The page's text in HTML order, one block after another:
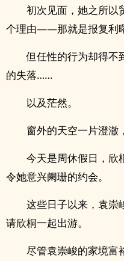
初次见面，她之所以
个理由——那就是报复利
但任性的行为却得不
的失落……
以及茫然。
窗外的天空一片澄澈
今天是周休假日，欣
令她意兴阑珊的约会。
这些日子以来，袁崇
请欣桐一起出游。
尽管袁崇峻的家境富